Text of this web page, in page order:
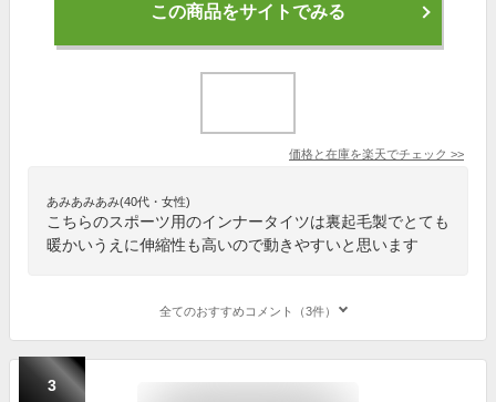
この商品をサイトでみる
価格と在庫を楽天でチェック >>
あみあみあみ(40代・女性)
こちらのスポーツ用のインナータイツは裏起毛製でとても
暖かいうえに伸縮性も高いので動きやすいと思います
全てのおすすめコメント（3件）
3